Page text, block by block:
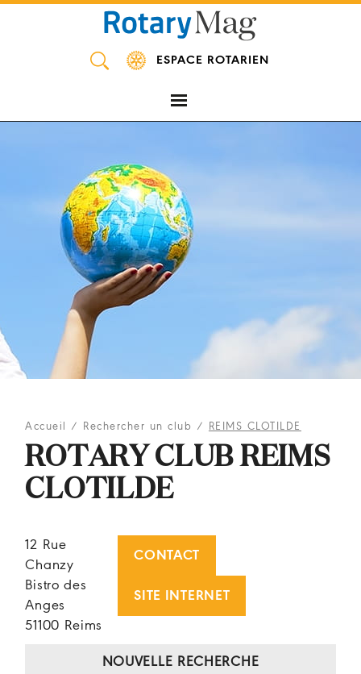
ESPACE ROTARIEN
Accueil / Rechercher un club / REIMS CLOTILDE
ROTARY CLUB REIMS
CLOTILDE
12 Rue
Chanzy
Bistro des
Anges
51100 Reims
CONTACT
SITE INTERNET
NOUVELLE RECHERCHE
Panneau de gestion des cookies